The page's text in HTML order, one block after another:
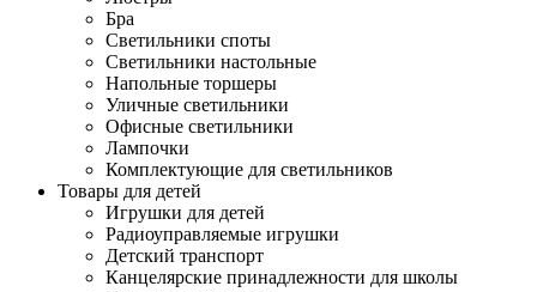
Бра
Светильники споты
Светильники настольные
Напольные торшеры
Уличные светильники
Офисные светильники
Лампочки
Комплектующие для светильников
Товары для детей
Игрушки для детей
Радиоуправляемые игрушки
Детский транспорт
Канцелярские принадлежности для школы